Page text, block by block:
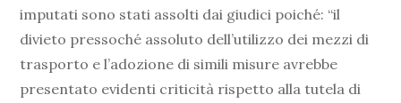
imputati sono stati assolti dai giudici poiché: “il
divieto pressoché assoluto dell’utilizzo dei mezzi di
trasporto e l’adozione di simili misure avrebbe
presentato evidenti criticità rispetto alla tutela di